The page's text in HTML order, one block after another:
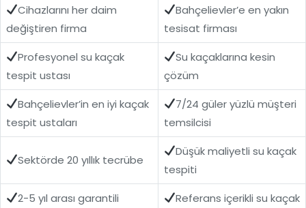
Cihazlarını her daim
değiştiren firma
Bahçelievler’e en yakın
tesisat firması
Profesyonel su kaçak
tespit ustası
Su kaçaklarına kesin
çözüm
Bahçelievler’in en iyi kaçak
tespit ustaları
7/24 güler yüzlü müşteri
temsilcisi
Sektörde 20 yıllık tecrübe
Düşük maliyetli su kaçak
tespiti
2-5 yıl arası garantili
Referans içerikli su kaçak